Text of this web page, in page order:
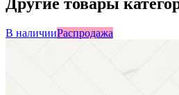
В наличииРаспродажа